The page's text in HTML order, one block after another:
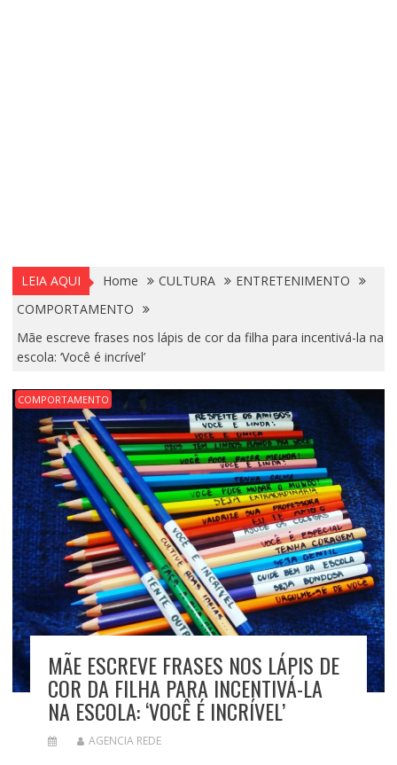
LEIA AQUI Home CULTURA
ENTRETENIMENTO
COMPORTAMENTO
Mãe escreve frases nos lápis de cor da filha para incentivá-la na
escola: ‘Você é incrível’
COMPORTAMENTO
MÃE ESCREVE FRASES NOS LÁPIS DE
COR DA FILHA PARA INCENTIVÁ-LA
NA ESCOLA: ‘VOCÊ É INCRÍVEL’
AGENCIA REDE